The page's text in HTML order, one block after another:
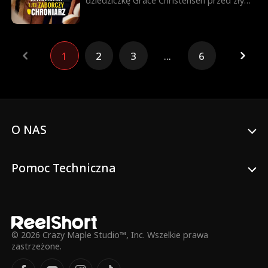
Grace znów jest zagrożone, jej ojciec
zatrudnia Jacka jako osobistego
ochroniarza. Czy będąc zmuszonymi
1 2 3 ... 6
O NAS
Pomoc Techniczna
© 2026 Crazy Maple Studio™, Inc. Wszelkie prawa
zastrzeżone.